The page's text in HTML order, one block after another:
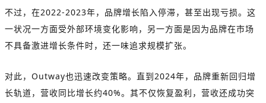
不过，在2022-2023年，品牌增长陷入停滞，甚至出现亏损。这
一状况一方面受外部环境变化影响，另一方面是因为品牌在市场
不具备激进增长条件时，还一味追求规模扩张。
对此，Outway也迅速改变策略。直到2024年，品牌重新回归增
长轨道，营收同比增长约40%。其不仅恢复盈利，营收还成功突